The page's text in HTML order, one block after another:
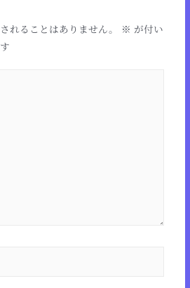
れることはありません。 ※ が付い